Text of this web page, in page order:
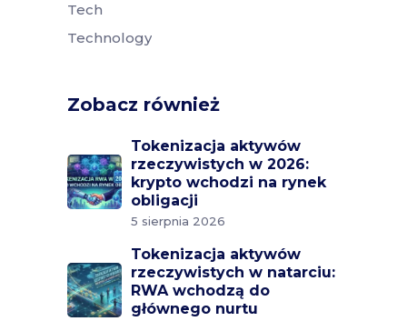
Tech
Technology
Zobacz również
Tokenizacja aktywów
rzeczywistych w 2026:
krypto wchodzi na rynek
obligacji
5 sierpnia 2026
Tokenizacja aktywów
rzeczywistych w natarciu:
RWA wchodzą do
głównego nurtu